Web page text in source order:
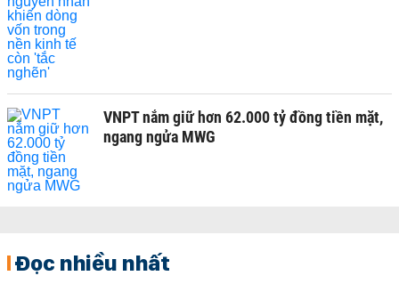
VNPT nắm giữ hơn 62.000 tỷ đồng tiền mặt,
ngang ngửa MWG
Đọc nhiều nhất